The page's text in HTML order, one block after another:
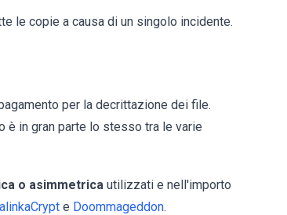
le copie a causa di un singolo incidente.
per la decrittazione dei file.
è in gran parte lo stesso tra le varie
o asimmetrica utilizzati e nell'importo
e Doommageddon.